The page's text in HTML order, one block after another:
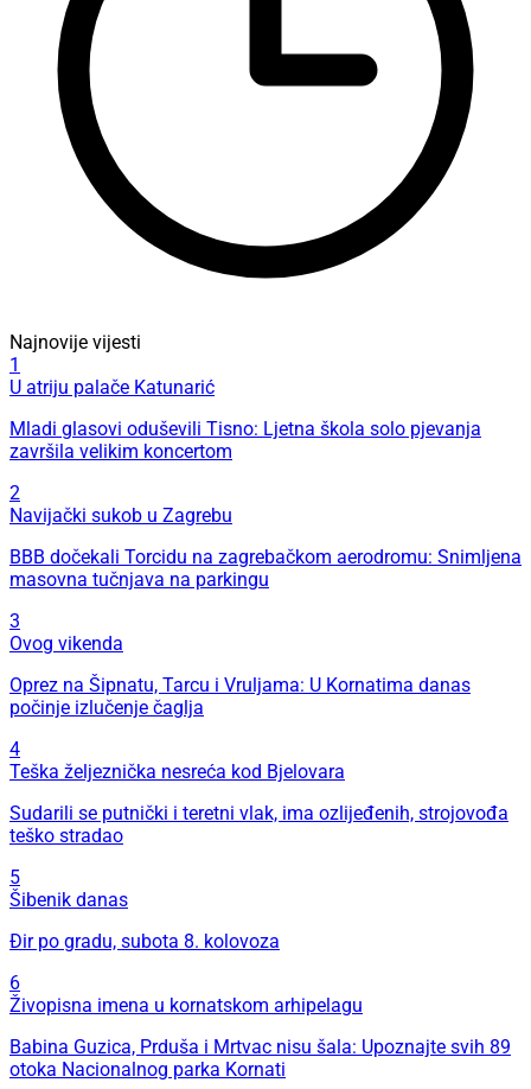
Najnovije vijesti
1
U atriju palače Katunarić
Mladi glasovi oduševili Tisno: Ljetna škola solo pjevanja
završila velikim koncertom
2
Navijački sukob u Zagrebu
BBB dočekali Torcidu na zagrebačkom aerodromu: Snimljena
masovna tučnjava na parkingu
3
Ovog vikenda
Oprez na Šipnatu, Tarcu i Vruljama: U Kornatima danas
počinje izlučenje čaglja
4
Teška željeznička nesreća kod Bjelovara
Sudarili se putnički i teretni vlak, ima ozlijeđenih, strojovođa
teško stradao
5
Šibenik danas
Đir po gradu, subota 8. kolovoza
6
Živopisna imena u kornatskom arhipelagu
Babina Guzica, Prduša i Mrtvac nisu šala: Upoznajte svih 89
otoka Nacionalnog parka Kornati